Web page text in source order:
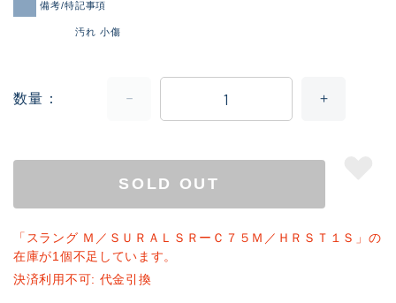
備考/特記事項
汚れ 小傷
数量
SOLD OUT
「スラング Ｍ／ＳＵＲＡＬＳＲーＣ７５Ｍ／ＨＲＳＴ１Ｓ」の
在庫が1個不足しています。
決済利用不可: 代金引換